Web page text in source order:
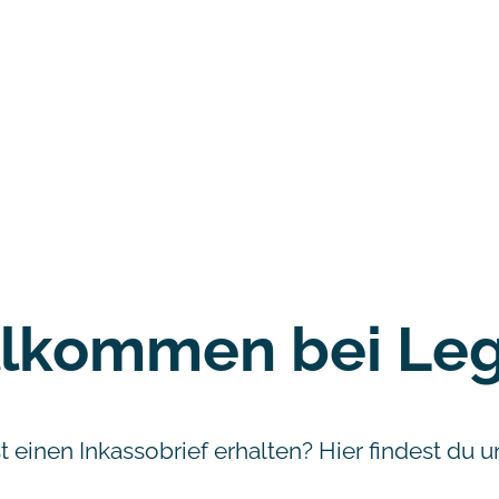
bei
einen Inkassobrief erhalten? Hier findest du